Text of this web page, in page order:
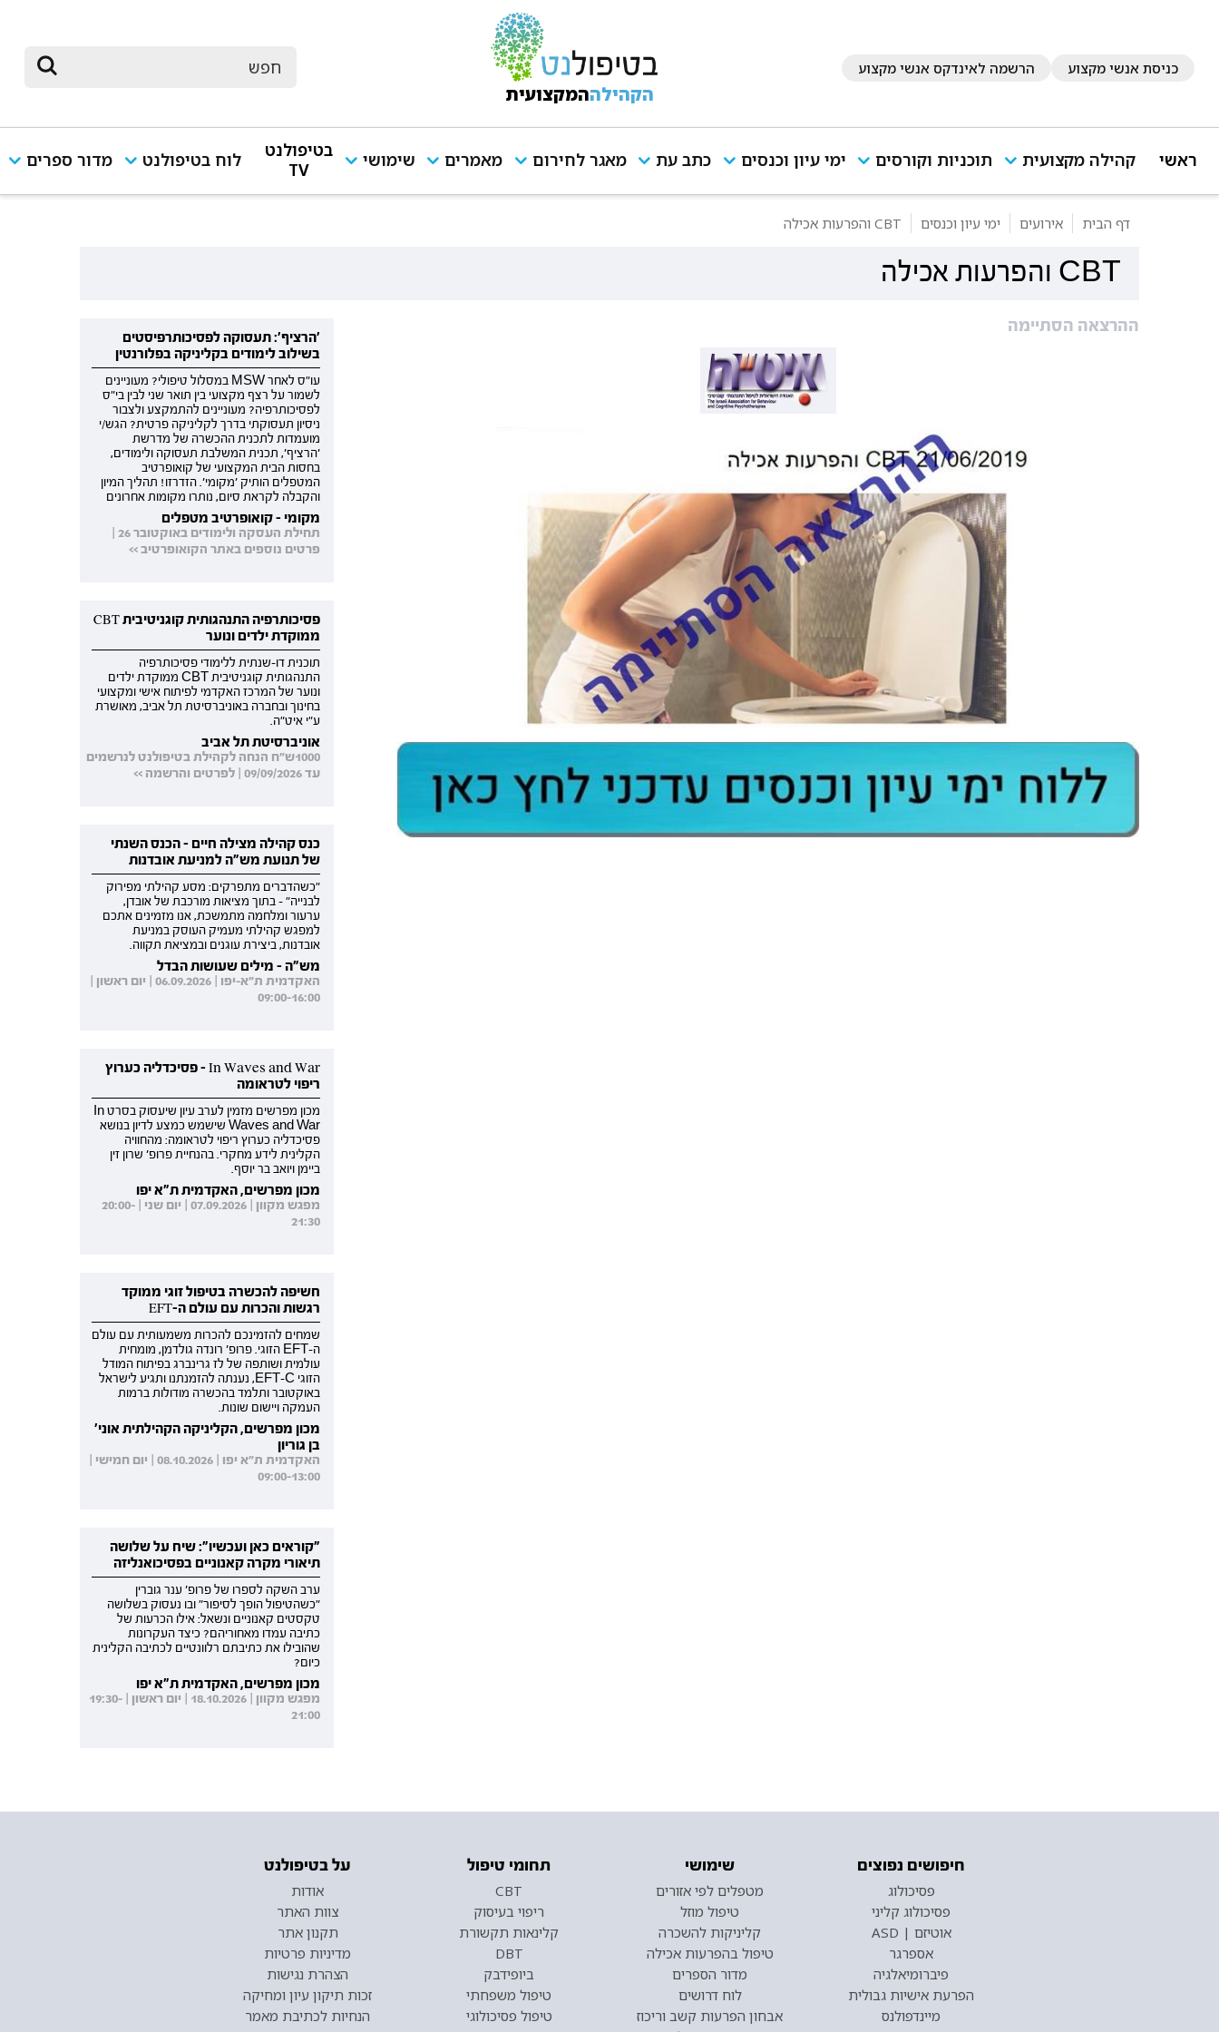
כניסת אנשי מקצוע הרשמה לאינדקס אנשי מקצוע
הקהילההמקצועית
ראשי קהילה מקצועית תוכניות וקורסים ימי עיון וכנסים כתב עת מאגר לחירום מאמרים שימושי
בטיפולנט
TV
לוח בטיפולנט מדור ספרים
דף הבית אירועים ימי עיון וכנסים CBT והפרעות אכילה
CBT והפרעות אכילה
ההרצאה הסתיימה
'הרציף': תעסוקה לפסיכותרפיסטים
בשילוב לימודים בקליניקה בפלורנטין
עו"ס לאחר MSW במסלול טיפולי? מעוניינים
לשמור על רצף מקצועי בין תואר שני לבין בי"ס
לפסיכותרפיה? מעוניינים להתמקצע ולצבור
ניסיון תעסוקתי בדרך לקליניקה פרטית? הגש/י
מועמדות לתכנית ההכשרה של מדרשת
'הרציף', תכנית המשלבת תעסוקה ולימודים,
בחסות הבית המקצועי של קואופרטיב
המטפלים הותיק 'מקומי'. הזדרזו! תהליך המיון
והקבלה לקראת סיום, נותרו מקומות אחרונים
מקומי - קואופרטיב מטפלים
תחילת העסקה ולימודים באוקטובר 26 |
פרטים נוספים באתר הקואופרטיב >>
פסיכותרפיה התנהגותית קוגניטיבית CBT
ממוקדת ילדים ונוער
תוכנית דו-שנתית ללימודי פסיכותרפיה
התנהגותית קוגניטיבית CBT ממוקדת ילדים
ונוער של המרכז האקדמי לפיתוח אישי ומקצועי
בחינוך ובחברה באוניברסיטת תל אביב, מאושרת
ע"י איט"ה.
אוניברסיטת תל אביב
1000ש"ח הנחה לקהילת בטיפולנט לנרשמים
עד 09/09/2026 | לפרטים והרשמה >>
כנס קהילה מצילה חיים - הכנס השנתי
של תנועת מש"ה למניעת אובדנות
"כשהדברים מתפרקים: מסע קהילתי מפירוק
לבנייה" - בתוך מציאות מורכבת של אובדן,
ערעור ומלחמה מתמשכת, אנו מזמינים אתכם
למפגש קהילתי מעמיק העוסק במניעת
אובדנות, ביצירת עוגנים ובמציאת תקווה.
מש"ה - מילים שעושות הבדל
האקדמית ת"א-יפו | 06.09.2026 | יום ראשון |
09:00-16:00
In Waves and War - פסיכדליה כערוץ
ריפוי לטראומה
מכון מפרשים מזמין לערב עיון שיעסוק בסרט In
Waves and War שישמש כמצע לדיון בנושא
פסיכדליה כערוץ ריפוי לטראומה: מהחוויה
הקלינית לידע מחקרי. בהנחיית פרופ' שרון זין
ביימן ויואב בר יוסף.
מכון מפרשים, האקדמית ת"א יפו
מפגש מקוון | 07.09.2026 | יום שני | 20:00-
21:30
חשיפה להכשרה בטיפול זוגי ממוקד
רגשות והכרות עם עולם ה-EFT
שמחים להזמינכם להכרות משמעותית עם עולם
ה-EFT הזוגי. פרופ' רונדה גולדמן, מומחית
עולמית ושותפה של לז גרינברג בפיתוח המודל
הזוגי EFT-C, נענתה להזמנתנו ותגיע לישראל
באוקטובר ותלמד בהכשרה מודולות ברמות
העמקה ויישום שונות.
מכון מפרשים, הקליניקה הקהילתית אוני'
בן גוריון
האקדמית ת"א יפו | 08.10.2026 | יום חמישי |
09:00-13:00
"קוראים כאן ועכשיו": שיח על שלושה
תיאורי מקרה קאנוניים בפסיכואנליזה
ערב השקה לספרו של פרופ' ענר גוברין
"כשהטיפול הופך לסיפור" ובו נעסוק בשלושה
טקסטים קאנוניים ונשאל: אילו הכרעות של
כתיבה עמדו מאחוריהם? כיצד העקרונות
שהובילו את כתיבתם רלוונטיים לכתיבה הקלינית
כיום?
מכון מפרשים, האקדמית ת"א יפו
מפגש מקוון | 18.10.2026 | יום ראשון | 19:30-
21:00
חיפושים נפוצים
פסיכולוג
פסיכולוג קליני
אוטיזם | ASD
אספרגר
פיברומיאלגיה
הפרעת אישיות גבולית
מיינדפולנס
שימושי
מטפלים לפי אזורים
טיפול מוזל
קליניקות להשכרה
טיפול בהפרעות אכילה
מדור הספרים
לוח דרושים
אבחון הפרעות קשב וריכוז
תחומי טיפול
CBT
ריפוי בעיסוק
קלינאות תקשורת
DBT
ביופידבק
טיפול משפחתי
טיפול פסיכולוגי
על בטיפולנט
אודות
צוות האתר
תקנון אתר
מדיניות פרטיות
הצהרת נגישות
זכות תיקון עיון ומחיקה
הנחיות לכתיבת מאמר